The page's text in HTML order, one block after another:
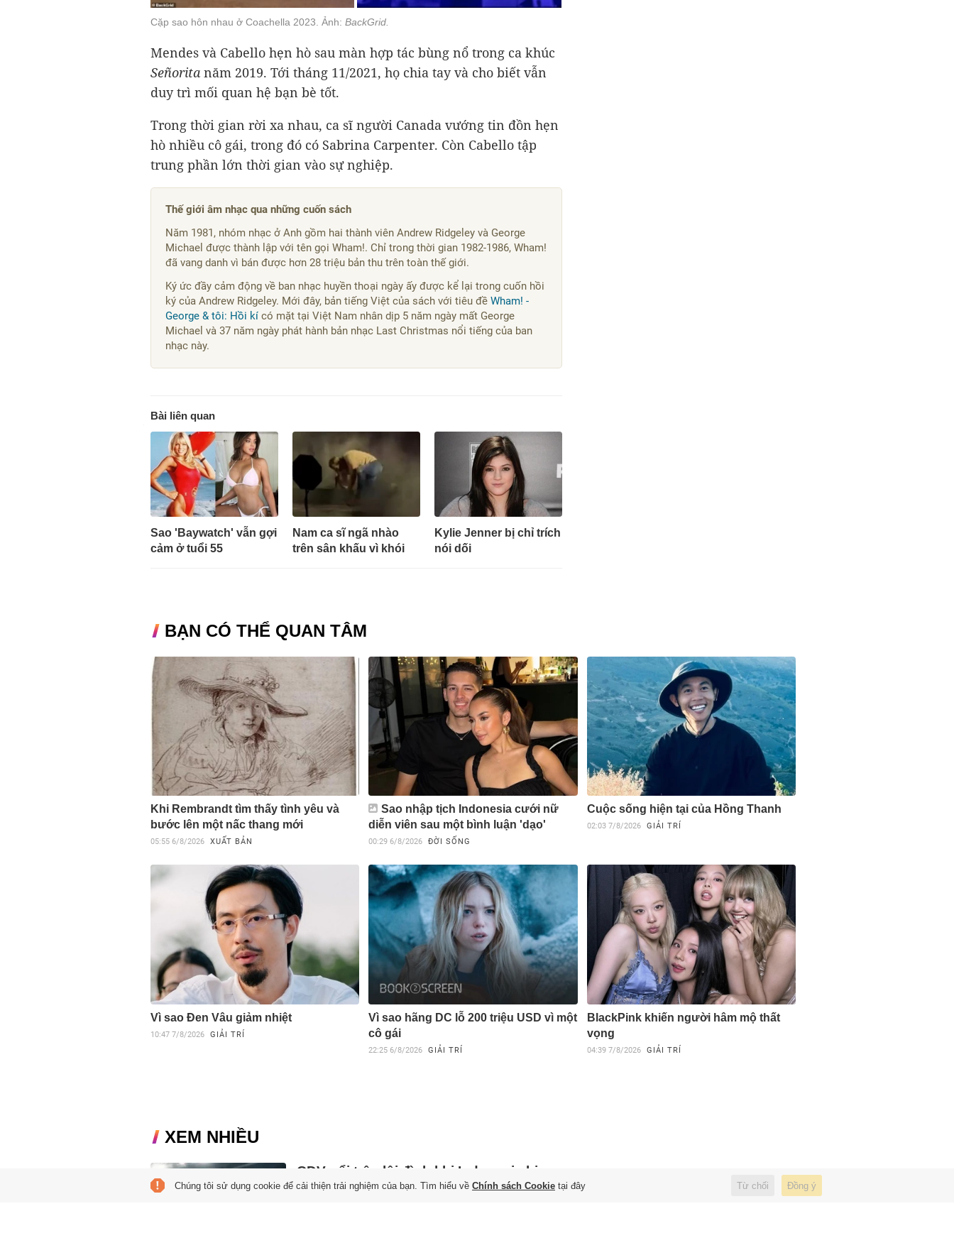
Cặp sao hôn nhau ở Coachella 2023. Ảnh: BackGrid.
Mendes và Cabello hẹn hò sau màn hợp tác bùng nổ trong ca khúc
Señoritanăm 2019. Tới tháng 11/2021, họ chia tay và cho biết vẫn
duy trì mối quan hệ bạn bè tốt.
Trong thời gian rời xa nhau, ca sĩ người Canada vướng tin đồn hẹn
hò nhiều cô gái, trong đó có Sabrina Carpenter. Còn Cabello tập
trung phần lớn thời gian vào sự nghiệp.
Thế giới âm nhạc qua những cuốn sách
Năm 1981, nhóm nhạc ở Anh gồm hai thành viên Andrew Ridgeley và George
Michael được thành lập với tên gọi Wham!. Chỉ trong thời gian 1982-1986, Wham!
đã vang danh vì bán được hơn 28 triệu bản thu trên toàn thế giới.
Ký ức đầy cảm động về ban nhạc huyền thoại ngày ấy được kể lại trong cuốn hồi
ký của Andrew Ridgeley. Mới đây, bản tiếng Việt của sách với tiêu đề Wham! -
George & tôi: Hồi kí có mặt tại Việt Nam nhân dịp 5 năm ngày mất George
Michael và 37 năm ngày phát hành bản nhạc Last Christmas nổi tiếng của ban
nhạc này.
Bài liên quan
Sao 'Baywatch' vẫn gợi
cảm ở tuổi 55
Nam ca sĩ ngã nhào
trên sân khấu vì khói
Kylie Jenner bị chỉ trích
nói dối
BẠN CÓ THỂ QUAN TÂM
Khi Rembrandt tìm thấy tình yêu và
bước lên một nấc thang mới
05:55 6/8/2026 XUẤT BẢN
Sao nhập tịch Indonesia cưới nữ
diễn viên sau một bình luận 'dạo'
00:29 6/8/2026 ĐỜI SỐNG
Cuộc sống hiện tại của Hồng Thanh
02:03 7/8/2026 GIẢI TRÍ
Vì sao Đen Vâu giảm nhiệt
10:47 7/8/2026 GIẢI TRÍ
Vì sao hãng DC lỗ 200 triệu USD vì một
cô gái
22:25 6/8/2026 GIẢI TRÍ
BlackPink khiến người hâm mộ thất
vọng
04:39 7/8/2026 GIẢI TRÍ
XEM NHIỀU
CĐV nổi trận lôi đình khi Indonesia bị
loại
Chúng tôi sử dụng cookie để cải thiện trải nghiệm của bạn. Tìm hiểu về Chính sách Cookie tại đây Từ chối Đồng ý